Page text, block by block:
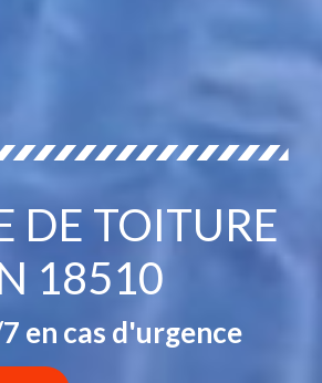
DE TOITURE
18510
en cas d'urgence